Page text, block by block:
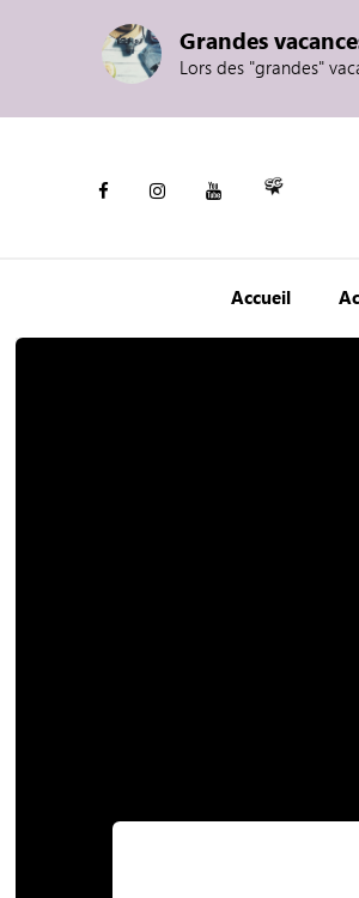
Grandes
Lors des "grandes"
Accueil